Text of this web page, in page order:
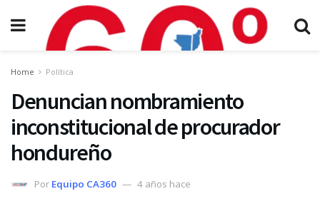
Home Política
Denuncian nombramiento
inconstitucional de procurador
hondureño
Por Equipo CA360 4 años hace